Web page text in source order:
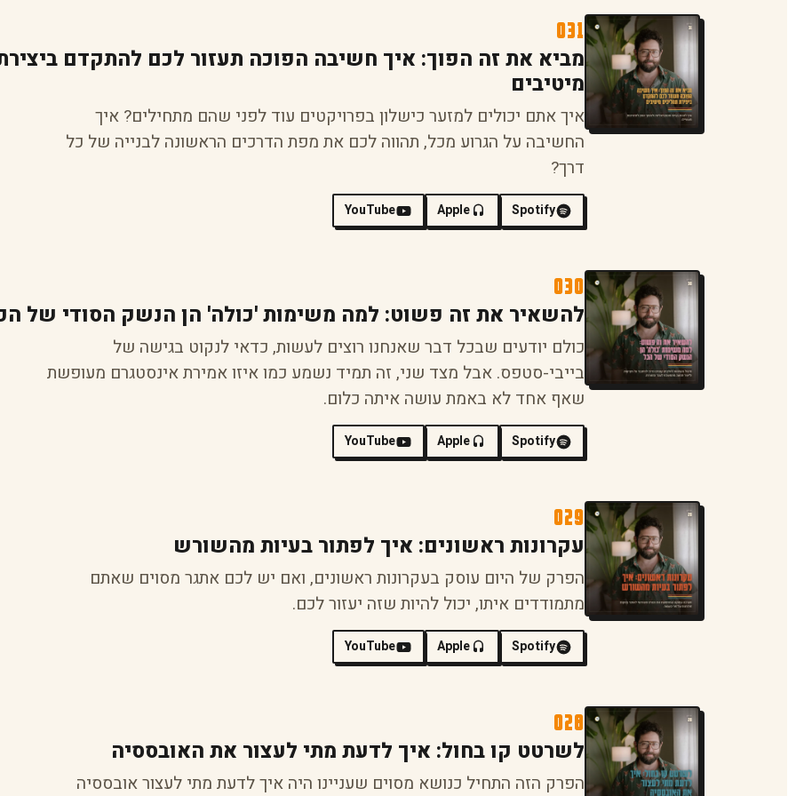
031
מביא את זה הפוך: איך חשיבה הפוכה תעזור לכם להתקדם
מיטיבים
איך אתם יכולים למזער כישלון בפרויקטים עוד לפני שהם מתחילים? איך
החשיבה על הגרוע מכל, תהווה לכם את מפת הדרכים הראשונה לבנייה של כל
דרך?
Spotify
Apple
YouTube
030
להשאיר את זה פשוט: למה משימות 'כולה' הן הנשק הסודי של
כולם יודעים שבכל דבר שאנחנו רוצים לעשות, כדאי לנקוט בגישה של
בייבי-סטפס. אבל מצד שני, זה תמיד נשמע כמו איזו אמירת אינסטגרם מעופשת
שאף אחד לא באמת עושה איתה כלום.
Spotify
Apple
YouTube
029
עקרונות ראשונים: איך לפתור בעיות מהשורש
הפרק של היום עוסק בעקרונות ראשונים, ואם יש לכם אתגר מסוים שאתם
מתמודדים איתו, יכול להיות שזה יעזור לכם.
Spotify
Apple
YouTube
028
לשרטט קו בחול: איך לדעת מתי לעצור את האובססיה
הפרק הזה התחיל כנושא מסוים שעניינו היה איך לדעת מתי לעצור אובססיה